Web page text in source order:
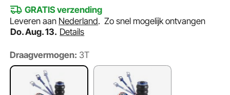
GRATIS verzending
Leveren aan Nederland.Zo snel mogelijk ontvangen
Do. Aug. 13. Details
Draagvermogen: 3T